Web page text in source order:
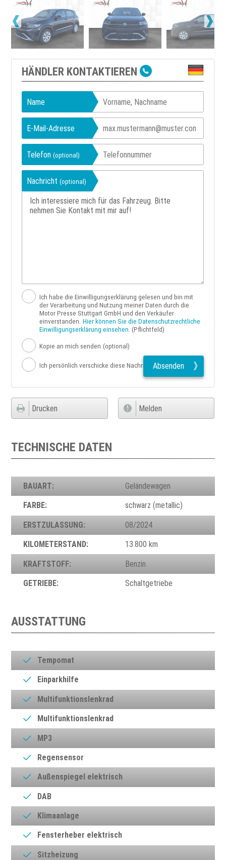
HÄNDLER KONTAKTIEREN
Name
E-Mail-Adresse
Telefon(optional)
Nachricht(optional)
Ich habe die Einwilligungserklärung gelesen und bin mit
der Verarbeitung und Nutzung meiner Daten durch die
Motor Presse Stuttgart GmbH und den Verkäufer
einverstanden. Hier können Sie die Datenschutzrechtliche
Einwilligungserklärung einsehen. (Pflichtfeld)
Kopie an mich senden (optional)
Ich persönlich verschicke diese Nachricht Absenden
Drucken Melden
TECHNISCHE DATEN
BAUART: Geländewagen
FARBE: schwarz (metallic)
ERSTZULASSUNG: 08/2024
KILOMETERSTAND: 13.800 km
KRAFTSTOFF: Benzin
GETRIEBE: Schaltgetriebe
AUSSTATTUNG
Tempomat
Einparkhilfe
Multifunktionslenkrad
Multifunktionslenkrad
MP3
Regensensor
Außenspiegel elektrisch
DAB
Klimaanlage
Fensterheber elektrisch
Sitzheizung